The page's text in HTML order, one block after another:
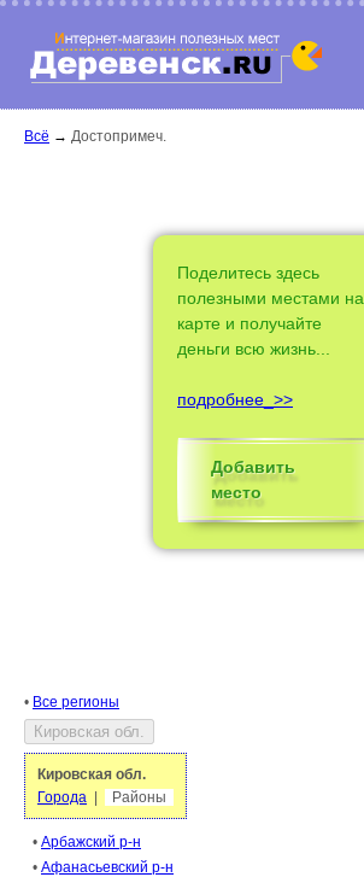
Всё → Достопримеч.
Поделитесь здесь
полезными местами на
карте и получайте
деньги всю жизнь...
подробнее_>>
Добавить
место
• Все регионы
Кировская обл.
Города
Районы
• Арбажский р-н
• Афанасьевский р-н